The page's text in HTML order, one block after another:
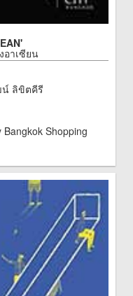
อาเซียน
น์ ลิขิตคีรี
Shopping